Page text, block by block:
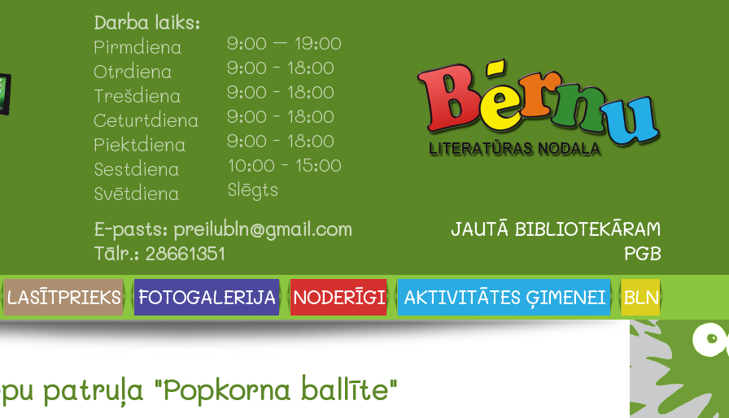
Darba laiks:
Pirmdiena
Otrdiena
Trešdiena
Ceturtdiena
Piektdiena
Sestdiena
Svētdiena
9:00 – 19:00
9:00 - 18:00
9:00 - 18:00
9:00 - 18:00
9:00 - 18:00
10:00 - 15:00
Slēgts
E-pasts: preilubln@gmail.com
Tālr.: 28661351
JAUTĀ BIBLIOTEKĀRAM
PGB
LASĪTPRIEKS FOTOGALERIJA NODERĪGI AKTIVITĀTES ĢIMENEI BLN
patruļa "Popkorna ballīte"